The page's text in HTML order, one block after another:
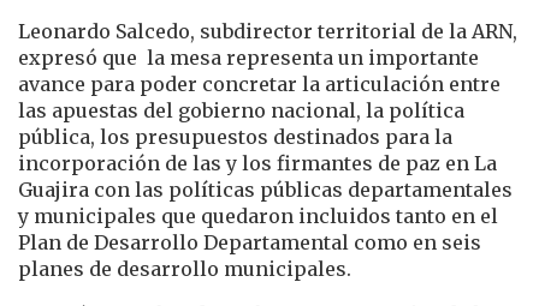
Leonardo Salcedo, subdirector territorial de la ARN,
expresó que la mesa representa un importante
avance para poder concretar la articulación entre
las apuestas del gobierno nacional, la política
pública, los presupuestos destinados para la
incorporación de las y los firmantes de paz en La
Guajira con las políticas públicas departamentales
y municipales que quedaron incluidos tanto en el
Plan de Desarrollo Departamental como en seis
planes de desarrollo municipales.